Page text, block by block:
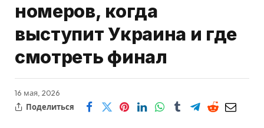
номеров, когда
выступит Украина и где
смотреть финал
16 мая, 2026
Поделиться